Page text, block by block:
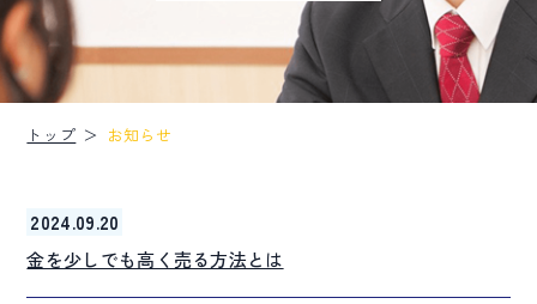
トップ お知らせ
2024.09.20
金を少しでも高く売る方法とは